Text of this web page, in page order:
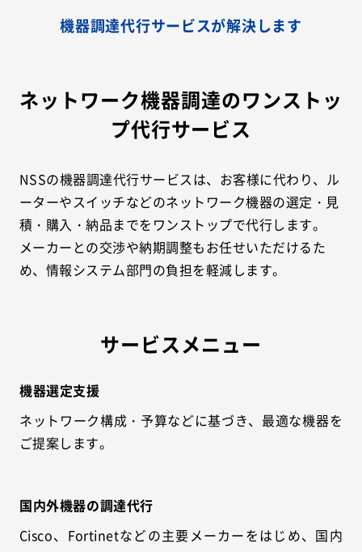
機器調達代行サービスが解決します
ネットワーク機器調達のワンストッ
プ代行サービス
NSSの機器調達代行サービスは、お客様に代わり、ル
ーターやスイッチなどのネットワーク機器の選定・見
積・購入・納品までをワンストップで代行します。
メーカーとの交渉や納期調整もお任せいただけるた
め、情報システム部門の負担を軽減します。
サービスメニュー
機器選定支援
ネットワーク構成・予算などに基づき、最適な機器を
ご提案します。
国内外機器の調達代行
Cisco、Fortinetなどの主要メーカーをはじめ、国内